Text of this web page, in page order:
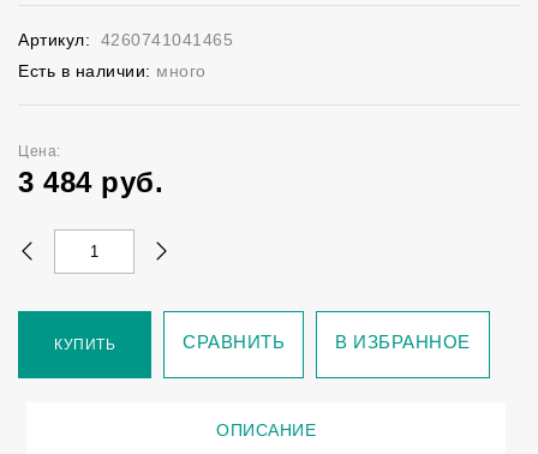
Артикул:
4260741041465
Есть в наличии: много
Цена:
3 484 руб.
КУПИТЬ СРАВНИТЬ В ИЗБРАННОЕ
ОПИСАНИЕ